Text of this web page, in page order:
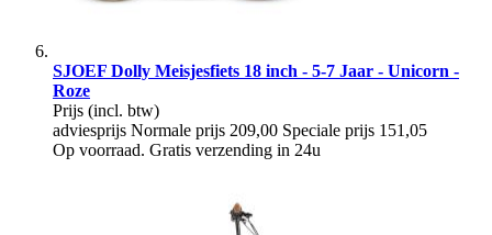
SJOEF Dolly Meisjesfiets 18 inch - 5-7 Jaar - Unicorn -
Roze
Prijs (incl. btw)
adviesprijs Normale prijs 209,00 Speciale prijs 151,05
Op voorraad. Gratis verzending in 24u